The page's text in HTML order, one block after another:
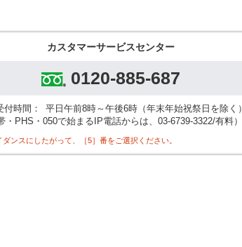
カスタマーサービスセンター
0120-885-687
付時間：
平日午前8時～午後6時（年末年始祝祭日を除く）
・PHS・050で始まるIP電話からは、03-6739-3322/有料）
ダンスにしたがって、［5］番をご選択ください。